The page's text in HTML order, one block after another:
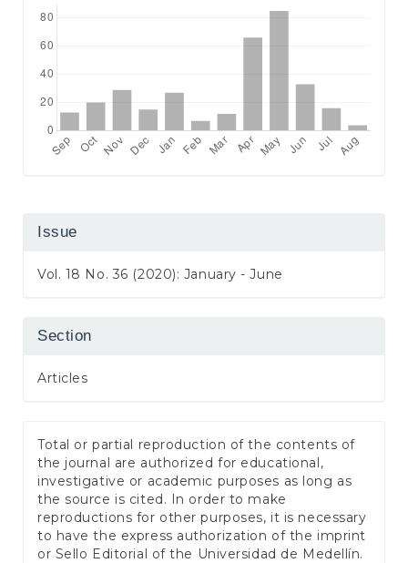
Issue
Vol. 18 No. 36 (2020): January - June
Section
Articles
Total or partial reproduction of the contents of
the journal are authorized for educational,
investigative or academic purposes as long as
the source is cited. In order to make
reproductions for other purposes, it is necessary
to have the express authorization of the imprint
or Sello Editorial of the Universidad de Medellín.